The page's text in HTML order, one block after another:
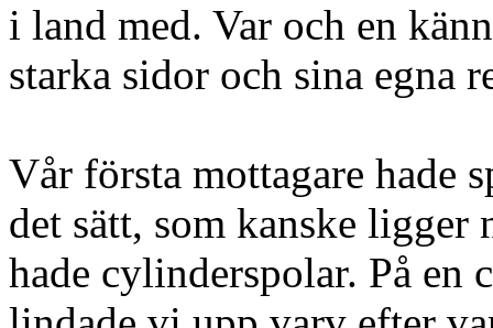
i land med. Var och en
starka sidor och sina egna
Vår första mottagare hade
det sätt, som kanske ligger
hade cylinderspolar. På en